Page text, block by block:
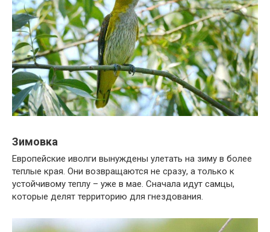
Зимовка
Европейские иволги вынуждены улетать на зиму в более
теплые края. Они возвращаются не сразу, а только к
устойчивому теплу – уже в мае. Сначала идут самцы,
которые делят территорию для гнездования.